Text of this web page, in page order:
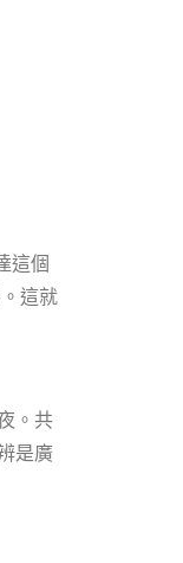
這個
這就
。共
是廣